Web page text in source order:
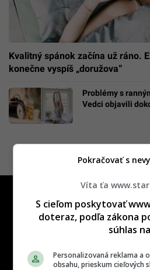
Kvalitný spánok začína už ráno.
konečne vyspíš „doružova“
Problémy s
Vedci objavili
Víta ťa
S cieľom poskytovať
doteraz, podľa zákona
súhlas
Personalizovaná reklama a
obsahu, prieskum cieľových
Pokračovať s